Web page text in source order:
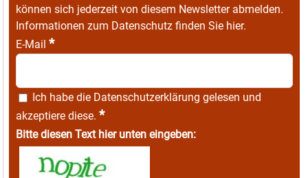
können sich jederzeit von diesem Newsletter abmelden.
Informationen zum Datenschutz finden Sie hier.
E-Mail *
Ich habe die Datenschutzerklärung gelesen und
akzeptiere diese. *
Bitte diesen Text hier unten eingeben: